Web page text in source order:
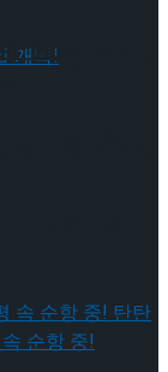
새롭게 탄생
’ 9월 8일 개
새롭게 탄생
윌리엄의